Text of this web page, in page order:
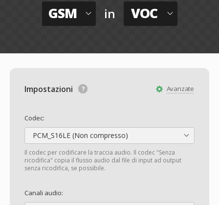
GSM in VOC
Avanzate
Impostazioni
Codec:
PCM_S16LE (Non compresso)
Il codec per codificare la traccia audio. Il codec "Senza
ricodifica" copia il flusso audio dal file di input ad output
senza ricodifica, se possibile.
Canali audio: